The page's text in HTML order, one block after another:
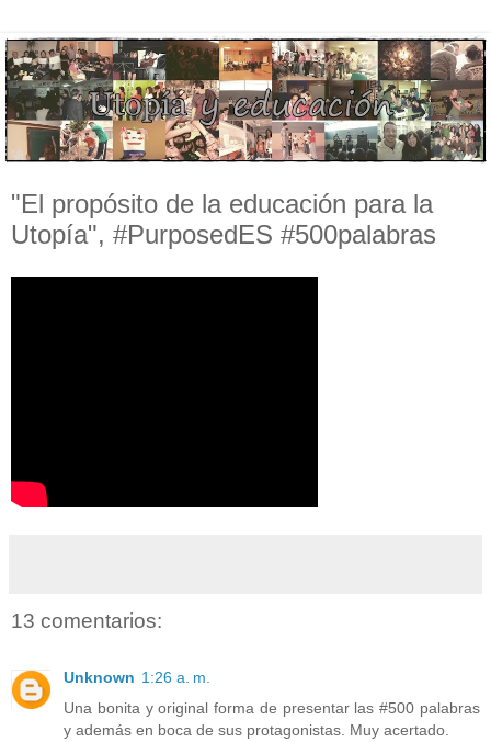
"El propósito de la educación para la
Utopía", #PurposedES #500palabras
13 comentarios:
Unknown 1:26 a. m.
Una bonita y original forma de presentar las #500 palabras
y además en boca de sus protagonistas. Muy acertado.